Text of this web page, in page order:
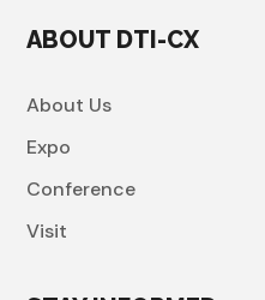
ABOUT DTI-CX
About Us
Expo
Conference
Visit